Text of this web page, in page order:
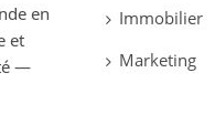
en
et
—
Immobilier
Marketing